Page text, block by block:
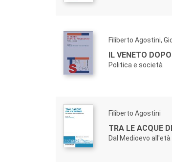
Filiberto Agostini,
IL VENETO
Politica e società
Filiberto Agostini
TRA LE ACQUE
Dal Medioevo